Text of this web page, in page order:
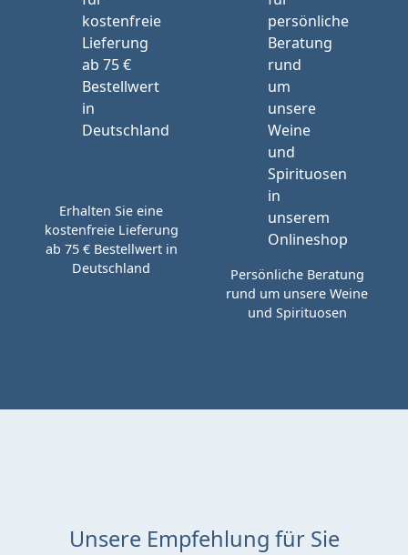
Erhalten Sie eine
kostenfreie Lieferung
ab 75 € Bestellwert in
Deutschland
Persönliche Beratung
rund um unsere Weine
und Spirituosen
Unsere Empfehlung für Sie